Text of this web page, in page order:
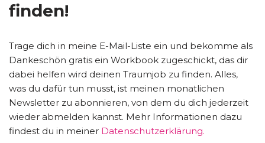
finden!
Trage dich in meine E-Mail-Liste ein und bekomme als
Dankeschön gratis ein Workbook zugeschickt, das dir
dabei helfen wird deinen Traumjob zu finden. Alles,
was du dafür tun musst, ist meinen monatlichen
Newsletter zu abonnieren, von dem du dich jederzeit
wieder abmelden kannst. Mehr Informationen dazu
findest du in meiner Datenschutzerklärung.